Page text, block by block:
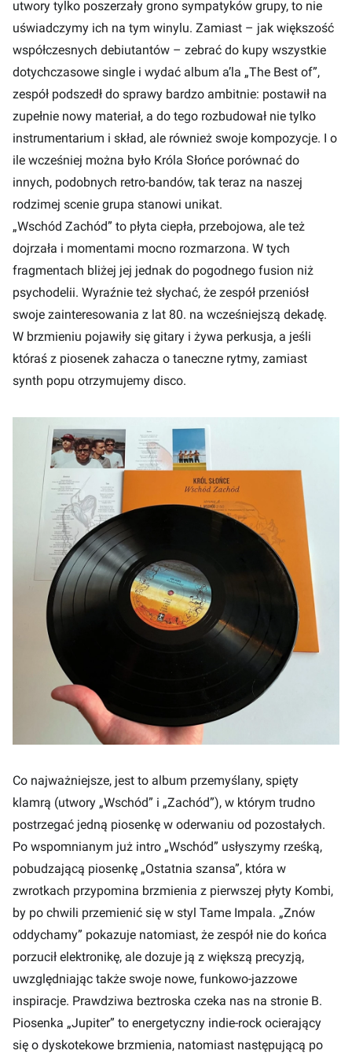
utwory tylko poszerzały grono sympatyków grupy, to nie
uświadczymy ich na tym winylu. Zamiast – jak większość
współczesnych debiutantów – zebrać do kupy wszystkie
dotychczasowe single i wydać album a’la „The Best of”,
zespół podszedł do sprawy bardzo ambitnie: postawił na
zupełnie nowy materiał, a do tego rozbudował nie tylko
instrumentarium i skład, ale również swoje kompozycje. I o
ile wcześniej można było Króla Słońce porównać do
innych, podobnych retro-bandów, tak teraz na naszej
rodzimej scenie grupa stanowi unikat.
„Wschód Zachód” to płyta ciepła, przebojowa, ale też
dojrzała i momentami mocno rozmarzona. W tych
fragmentach bliżej jej jednak do pogodnego fusion niż
psychodelii. Wyraźnie też słychać, że zespół przeniósł
swoje zainteresowania z lat 80. na wcześniejszą dekadę.
W brzmieniu pojawiły się gitary i żywa perkusja, a jeśli
któraś z piosenek zahacza o taneczne rytmy, zamiast
synth popu otrzymujemy disco.
Co najważniejsze, jest to album przemyślany, spięty
klamrą (utwory „Wschód” i „Zachód”), w którym trudno
postrzegać jedną piosenkę w oderwaniu od pozostałych.
Po wspomnianym już intro „Wschód” usłyszymy rześką,
pobudzającą piosenkę „Ostatnia szansa”, która w
zwrotkach przypomina brzmienia z pierwszej płyty Kombi,
by po chwili przemienić się w styl Tame Impala. „Znów
oddychamy” pokazuje natomiast, że zespół nie do końca
porzucił elektronikę, ale dozuje ją z większą precyzją,
uwzględniając także swoje nowe, funkowo-jazzowe
inspiracje. Prawdziwa beztroska czeka nas na stronie B.
Piosenka „Jupiter” to energetyczny indie-rock ocierający
się o dyskotekowe brzmienia, natomiast następującą po